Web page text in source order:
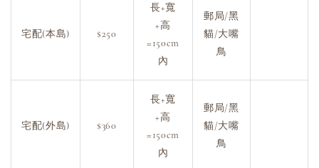
宅配(本島) $250
長+寬
+高
=150cm
內
郵局/黑
貓/大嘴
鳥
宅配(外島) $360
長+寬
+高
=150cm
內
郵局/黑
貓/大嘴
鳥